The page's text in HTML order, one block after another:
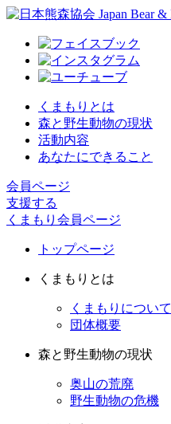
くまもりとは
森と野生動物の現状
活動内容
あなたにできること
会員ページ
支援する
くまもり会員ページ
トップページ
くまもりとは
くまもりについて
団体概要
森と野生動物の現状
奥山の荒廃
野生動物の危機